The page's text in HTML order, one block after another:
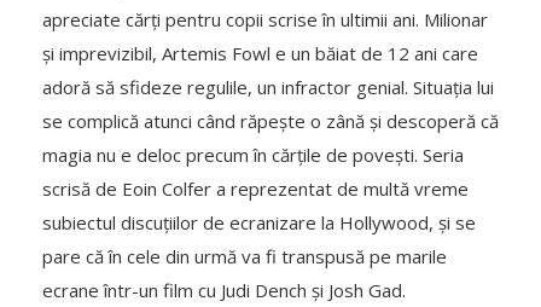
apreciate cărți pentru copii scrise în ultimii ani. Milionar
și imprevizibil, Artemis Fowl e un băiat de 12 ani care
adoră să sfideze regulile, un infractor genial. Situația lui
se complică atunci când răpește o zână și descoperă că
magia nu e deloc precum în cărțile de povești. Seria
scrisă de Eoin Colfer a reprezentat de multă vreme
subiectul discuțiilor de ecranizare la Hollywood, și se
pare că în cele din urmă va fi transpusă pe marile
ecrane într-un film cu Judi Dench și Josh Gad.